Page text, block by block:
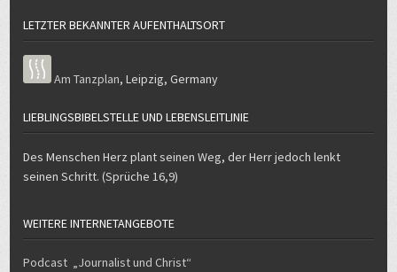
LETZTER BEKANNTER AUFENTHALTSORT
Am Tanzplan,Leipzig,Germany
LIEBLINGSBIBELSTELLE UND LEBENSLEITLINIE
Des Menschen Herz plant seinen Weg, der Herr jedoch lenkt
seinen Schritt. (Sprüche 16,9)
WEITERE INTERNETANGEBOTE
Podcast „Journalist und Christ“